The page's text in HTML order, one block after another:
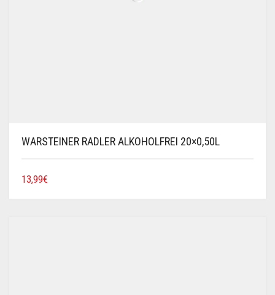
WARSTEINER RADLER ALKOHOLFREI 20×0,50L
13,99€